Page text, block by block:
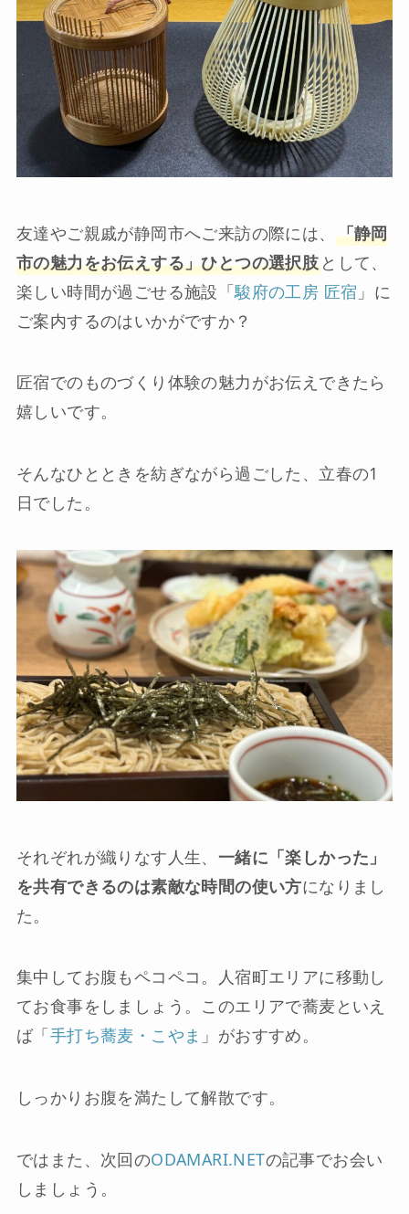
友達やご親戚が静岡市へご来訪の際には、 「静岡
市の魅力をお伝えする」ひとつの選択肢 として、
楽しい時間が過ごせる施設「駿府の工房 匠宿 」に
ご案内するのはいかがですか？
匠宿でのものづくり体験の魅力がお伝えできたら
嬉しいです。
そんなひとときを紡ぎながら過ごした、立春の1
日でした。
それぞれが織りなす人生、 一緒に「楽しかった」
を共有できるのは素敵な時間の使い方になりまし
た。
集中してお腹もペコペコ。人宿町エリアに移動し
てお食事をしましょう。このエリアで蕎麦といえ
ば「手打ち蕎麦・こやま 」がおすすめ。
しっかりお腹を満たして解散です。
ではまた、次回のODAMARI.NETの記事でお会い
しましょう。